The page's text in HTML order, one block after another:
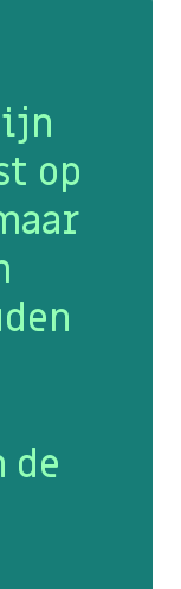
op
de